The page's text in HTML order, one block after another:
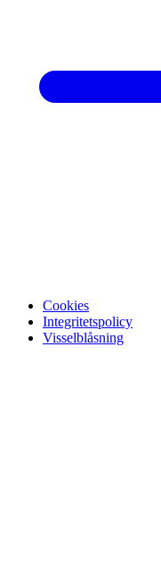
Cookies
Integritetspolicy
Visselblåsning